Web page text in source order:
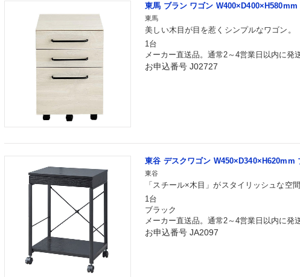
東馬 ブラン ワゴン W400×D400×H580mm
東馬
美しい木目が目を惹くシンプルなワゴン。
1台
メーカー直送品。通常2～4営業日以内に発
お申込番号 J02727
東谷 デスクワゴン W450×D340×H620mm
東谷
「スチール×木目」がスタイリッシュな空間
1台
ブラック
メーカー直送品。通常2～4営業日以内に発
お申込番号 JA2097